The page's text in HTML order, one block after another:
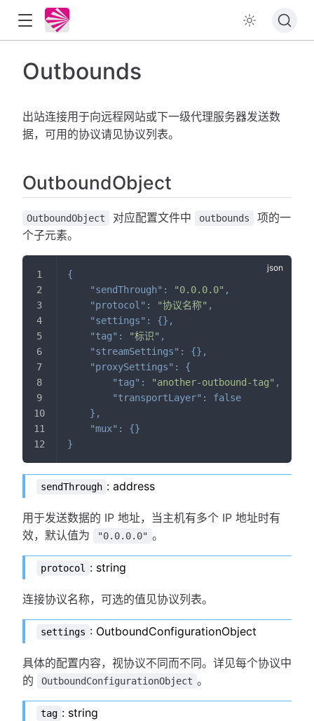
Outbounds
出站连接用于向远程网站或下一级代理服务器发送数
据，可用的协议请见协议列表。
OutboundObject
OutboundObject 对应配置文件中 outbounds
项的一
个子元素。
{
"sendThrough" : "0.0.0.0" ,
"protocol" : "协议名称" ,
"settings" : {} ,
"tag" : "标识" ,
"streamSettings" : {} ,
"proxySettings" :
{
"tag" : "another-outbound-tag" ,
"transportLayer" :
false
} ,
"mux" : {}
}
sendThrough : address
用于发送数据的 IP 地址，当主机有多个 IP 地址时有
效，默认值为
"0.0.0.0" 。
protocol : string
连接协议名称，可选的值见协议列表。
settings : OutboundConfigurationObject
具体的配置内容，视协议不同而不同。详见每个协议中
的
OutboundConfigurationObject 。
tag : string